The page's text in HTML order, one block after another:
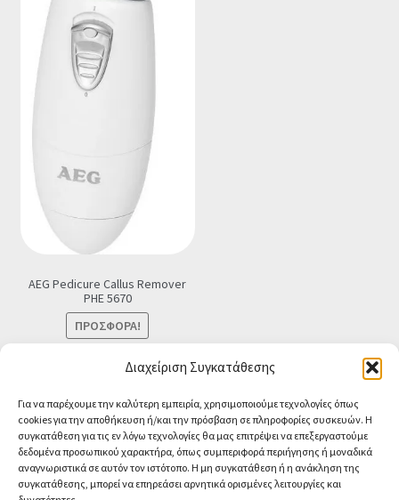
Διαχείριση Συγκατάθεσης
Για να παρέχουμε την καλύτερη εμπειρία, χρησιμοποιούμε τεχνολογίες όπως
cookies για την αποθήκευση ή/και την πρόσβαση σε πληροφορίες συσκευών. Η
συγκατάθεση για τις εν λόγω τεχνολογίες θα μας επιτρέψει να επεξεργαστούμε
δεδομένα προσωπικού χαρακτήρα, όπως συμπεριφορά περιήγησης ή μοναδικά
αναγνωριστικά σε αυτόν τον ιστότοπο. Η μη συγκατάθεση ή η ανάκληση της
συγκατάθεσης, μπορεί να επηρεάσει αρνητικά ορισμένες λειτουργίες και
AEG Pedicure Callus Remover
PHE 5670
ΠΡΟΣΦΟΡΆ!
was:
€24.90.
Η
τιμή
είναι:
€22.75.
Τελική τιμή
Προσθήκη στο καλάθι